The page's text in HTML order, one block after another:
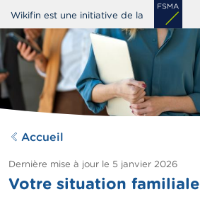
Aller
au
contenu
principal
Wikifin est une initiative de la
Accueil
Dernière mise à jour le 5 janvier 2026
Votre situation familiale